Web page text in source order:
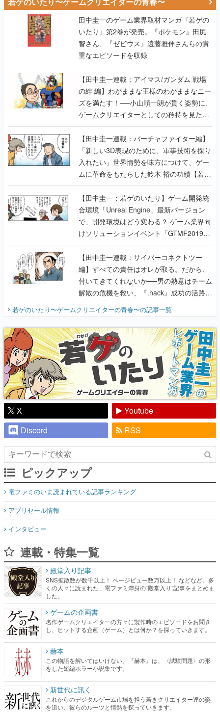
田中圭一のゲーム業界取材マンガ『若ゲの
いたり』第2巻が発売。『ポケモン』田尻
智さん、『ゼビウス』遠藤雅伸さんらの貴
重なエピソードを収録
【田中圭一連載：アイマス/ガンダム 戦場
の絆 編】わがままな王様のわがままなニー
ズを満たす！──小山順一朗が貫く姿勢に、
ゲームクリエイターとしての矜持を見た
【若ゲのいたり最終回】
【田中圭一連載：バーチャファイター編】
「新しい3D表現のために、軍事技術を採り
入れたい」世界情勢を味方につけて、ゲー
ムに革命をもたらした鈴木 裕の功績【若ゲ
のいたり】
【田中圭一：若ゲのいたり】ゲーム開発統
合環境「Unreal Engine」最新バージョン
で、開発環境はどう変わる？ ゲーム業界向
けソリューションイベント「GTMF2019」
に行って、より理解を深めよう【PR】
【田中圭一連載：サイバーコネクトツー
編】すべての責任はオレが取る。だから、
付いてきてくれないか──男の熱意はチーム
解散の危機を救い、『.hack』成功の活路を
開く。業界の快男児・松山 洋に流れる血は
『少年ジャンプ』色だった【若ゲのいた
り】
若ゲのいたり〜ゲームクリエイターの青春〜の記事一覧
X
Youtube
Discord
RSS
ピックアップ
電ファミのいま読まれている記事ランキング
アプリセール情報
インタビュー
連載・特集一覧
殿堂入り記事
SNS拡散数が数千以上！ ページビュー数万以上！ などなど。多
くの人々に読まれた、電ファミ渾身の“殿堂入り”記事をまとめま
した。
ゲームの企画書
名作ゲームクリエイターの方々に製作時のエピソードをお聞き
し、ヒットする企画（ゲーム）とは何か？を探っていきます。
赫本
この物語を解いてはいけない。『赫本』は、〈試験問題〉の形
をした短編ホラー小説集です。
新世代に訊く
これからのデジタルゲーム市場を担う若きクリエイター達の姿
を追い、彼らのルーツと情熱を探っていきます。